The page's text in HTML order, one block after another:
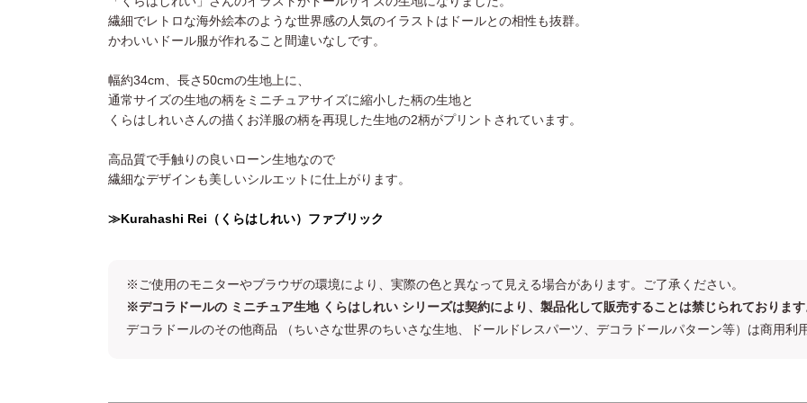
繊細でレトロな海外絵本のような世界感の人気のイラストはドールとの相性も抜群。
かわいいドール服が作れること間違いなしです。
幅約34cm、長さ50cmの生地上に、
通常サイズの生地の柄をミニチュアサイズに縮小した柄の生地と
くらはしれいさんの描くお洋服の柄を再現した生地の2柄がプリントされています。
高品質で手触りの良いローン生地なので
繊細なデザインも美しいシルエットに仕上がります。
≫Kurahashi Rei（くらはしれい）ファブリック
※ご使用のモニターやブラウザの環境により、実際の色と異なって見える場合があります。ご了承ください。
※デコラドールの ミニチュア生地 くらはしれい シリーズは契約により、製品化して販売することは禁じられております
デコラドールのその他商品 （ちいさな世界のちいさな生地、ドールドレスパーツ、デコラドールパターン等）は商用利